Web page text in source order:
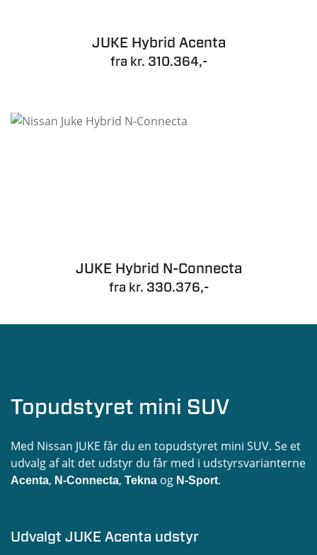
JUKE Hybrid Acenta
fra kr. 310.364,-
JUKE Hybrid N-Connecta
fra kr. 330.376,-
Topudstyret mini SUV
Med Nissan JUKE får du en topudstyret mini SUV. Se et
udvalg af alt det udstyr du får med i udstyrsvarianterne
Acenta, N-Connecta, Tekna og N-Sport.
Udvalgt JUKE Acenta udstyr